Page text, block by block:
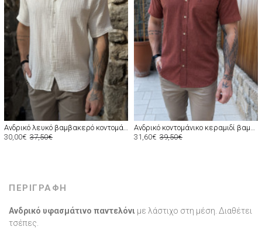
ΠΕΡΙΓΡΑΦΗ
Ανδρικό υφασμάτινο παντελόνι με λάστιχο στη μέση. Διαθέτει
τσέπες.
Ανδρικό λευκό βαμβακερό κοντομάνικο πουκάμισο TST2555W
30,00€ 37,50€
Ανδρικό κοντομάνικο κεραμιδί βαμβακερό πουκάμισο με τσέπη 145C
31,60€ 39,50€